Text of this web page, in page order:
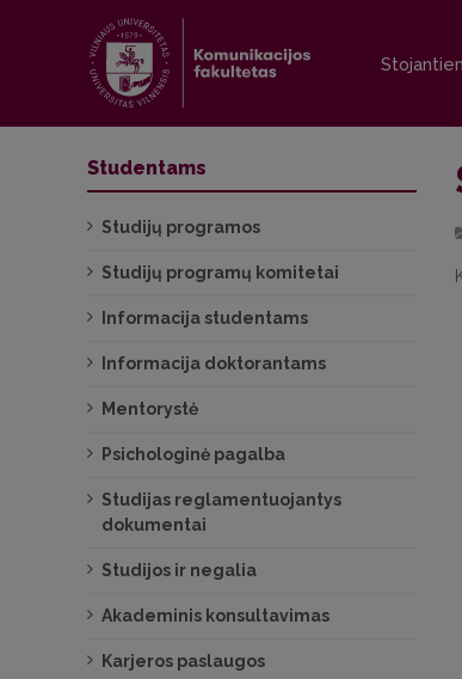
Studentams
Studijų programos
Studijų programų komitetai
Informacija studentams
Informacija doktorantams
Mentorystė
Psichologinė pagalba
Studijas reglamentuojantys
dokumentai
Studijos ir negalia
Akademinis konsultavimas
Karjeros paslaugos